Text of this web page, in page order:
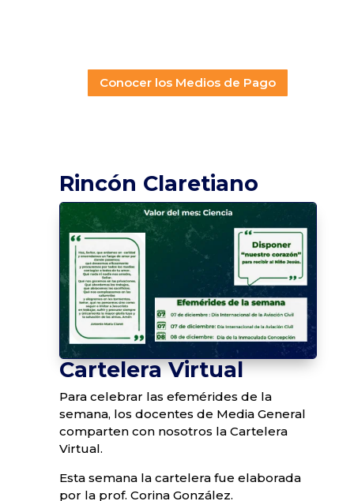
Conocer los Medios de Pago
Rincón Claretiano
Cartelera Virtual
Para celebrar las efemérides de la
semana, los docentes de Media General
comparten con nosotros la Cartelera
Virtual.
Esta semana la cartelera fue elaborada
por la prof. Corina González.